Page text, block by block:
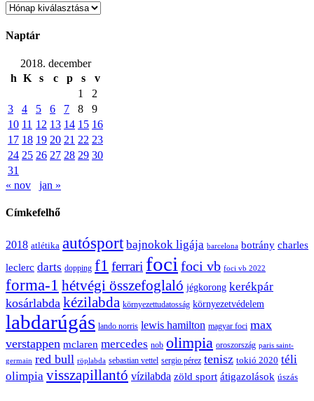
Archívum
Naptár
2018. december
h K s c p s
v
1
2
3
4 5 6 7 8
9
10 11 12 13 14 15 16
17 18 19 20 21 22 23
24 25 26 27 28 29 30
31
« nov
jan »
Címkefelhő
2018 atlétika autósport bajnokok ligája barcelona botrány charles
leclerc darts dopping f1 ferrari foci foci vb foci vb 2022
forma-1 hétvégi összefoglaló jégkorong kerékpár
kosárlabda kézilabda környezettudatosság környezetvédelem
labdarúgás lando norris lewis hamilton magyar foci max
verstappen mclaren mercedes nob olimpia oroszország paris saint-
germain red bull röplabda sebastian vettel sergio pérez tenisz tokió 2020 téli
olimpia visszapillantó vízilabda zöld sport átigazolások úszás